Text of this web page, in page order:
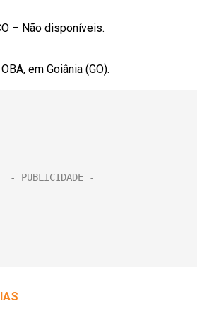
– Não disponíveis.
em Goiânia (GO).